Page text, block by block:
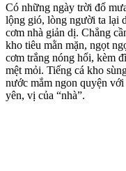
Có những ngày trời đổ
lộng gió, lòng người ta lại
cơm nhà giản dị. Chẳng
kho tiêu mằn mặn, ngọt
cơm trắng nóng hổi, kèm
mệt mỏi. Tiếng cá kho
nước mắm ngon quyện
yên, vị của “nhà”.